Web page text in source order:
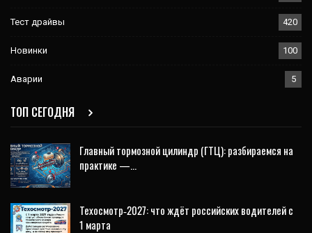
Тест драйвы 420
Новинки 100
Аварии 5
ТОП СЕГОДНЯ
Главный тормозной цилиндр (ГТЦ): разбираемся на
практике —…
Техосмотр‑2027: что ждёт российских водителей с
1 марта